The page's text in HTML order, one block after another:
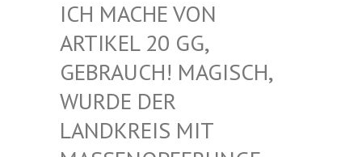
CH MACHE VON A
RTIKEL 20 GG, G
EBRAUCH! MAGISCH, W
URDE DER L
ANDKREIS MIT M